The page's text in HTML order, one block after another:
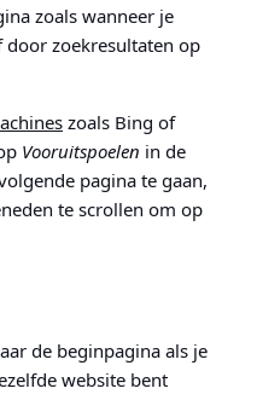
zoals wanneer je
door zoekresultaten op
zoals Bing of
Vooruitspoelen in de
pagina te gaan,
te scrollen om op
de beginpagina als je
website bent